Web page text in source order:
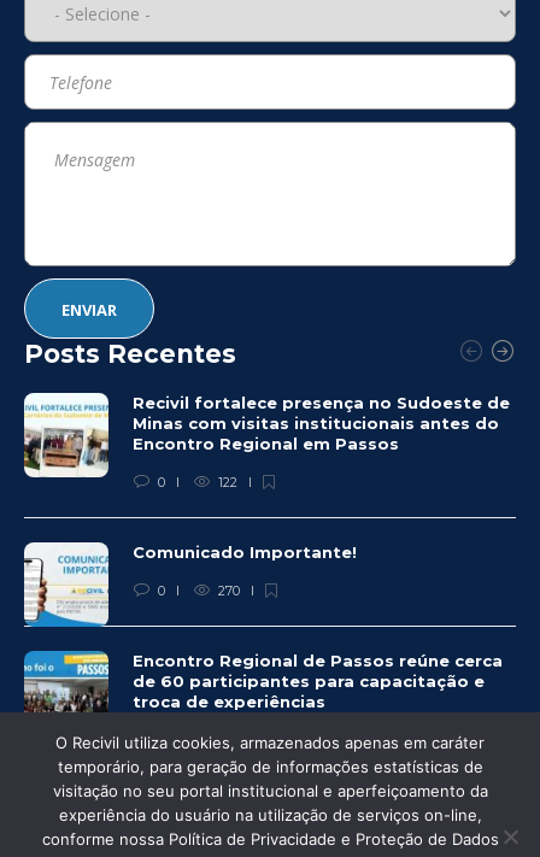
Posts Recentes
Recivil fortalece presença no Sudoeste de
Minas com visitas institucionais antes do
Encontro Regional em Passos
0 122
Comunicado Importante!
0 270
Encontro Regional de Passos reúne cerca
de 60 participantes para capacitação e
troca de experiências
0 266
O Recivil utiliza cookies, armazenados apenas em caráter
temporário, para geração de informações estatísticas de
visitação no seu portal institucional e aperfeiçoamento da
experiência do usuário na utilização de serviços on-line,
conforme nossa Política de Privacidade e Proteção de Dados